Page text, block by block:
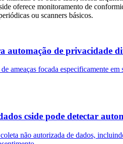
oferece monitoramento de
ou scanners básicos.
automação de privacidade
ameaças focada especificamente
cside pode detectar
não autorizada de dados,